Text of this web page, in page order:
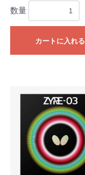
数量
カートに入れる